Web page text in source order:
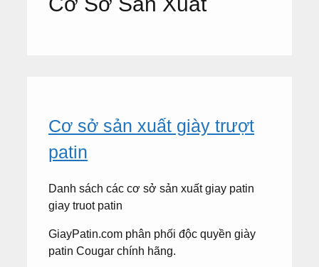
Cơ sở sản xuất giày trượt
patin
Danh sách các cơ sở sản xuất giay patin
giay truot patin
GiayPatin.com phân phối độc quyền giày
patin Cougar chính hãng.